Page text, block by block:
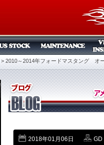
> 2010～2014年フォードマスタング オ
2018年01月06日 GD